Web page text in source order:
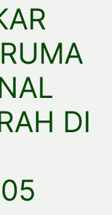
DI